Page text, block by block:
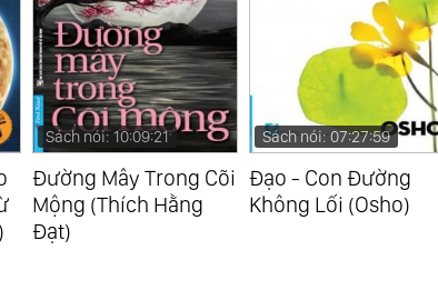
Sách nói: 10:09:21
Đường Mây Trong Cõi
Mộng (Thích Hằng
Đạt)
Sách nói: 07:27:59
Đạo - Con Đường
Không Lối (Osho)